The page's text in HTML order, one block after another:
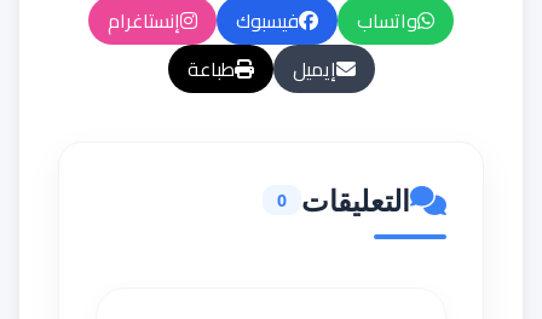
واتساب فيسبوك
إنستاغرام
إيميل
طباعة
التعليقات 0